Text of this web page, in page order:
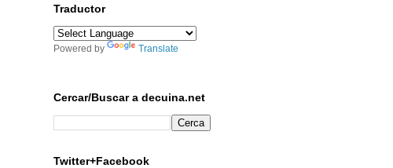
Traductor
Powered by Translate
Cercar/Buscar a decuina.net
Twitter+Facebook